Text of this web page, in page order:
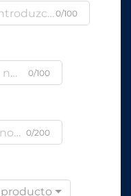
0/100
0/100
0/200
producto